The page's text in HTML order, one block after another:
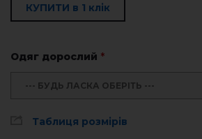
КУПИТИ в 1 клік
Одяг дорослий *
--- БУДЬ ЛАСКА ОБЕРІТЬ ---
Таблиця розмірів